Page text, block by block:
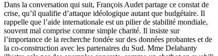
Dans la conversation qui suit, François Audet partage ce constat de
crise, qu’il qualifie d’attaque idéologique autant que budgétaire. Il
rappelle que l’aide internationale est un pilier de stabilité mondiale,
souvent mal comprise comme simple charité. Il insiste sur
l’importance de la recherche fondée sur des données probantes et de
la co-construction avec les partenaires du Sud. Mme Delahanty